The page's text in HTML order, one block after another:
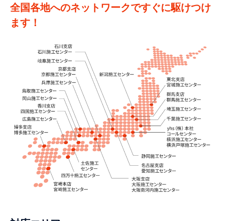
全国各地へのネットワークですぐに駆けつけ
ます！